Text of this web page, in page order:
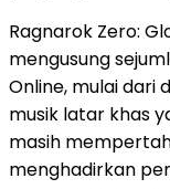
Ragnarok Zero:
mengusung
Online, mulai dari
musik latar khas
masih
menghadirkan